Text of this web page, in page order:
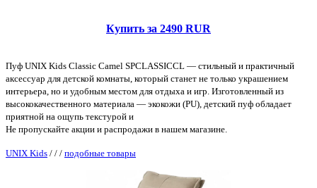
Купить за 2490 RUR
Пуф UNIX Kids Classic Camel SPCLASSICCL — стильный и практичный
аксессуар для детской комнаты, который станет не только украшением
интерьера, но и удобным местом для отдыха и игр. Изготовленный из
высококачественного материала — экокожи (PU), детский пуф обладает
приятной на ощупь текстурой и
Не пропускайте акции и распродажи в нашем магазине.
UNIX Kids / / / подобные товары